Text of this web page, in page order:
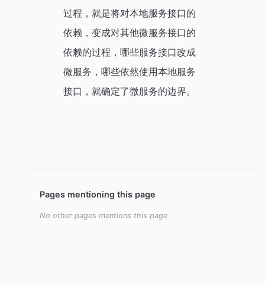
过程，就是将对本地服务接口的
依赖，变成对其他微服务接口的
依赖的过程，哪些服务接口改成
微服务，哪些依然使用本地服务
接口，就确定了微服务的边界。
Pages mentioning this page
No other pages mentions this page